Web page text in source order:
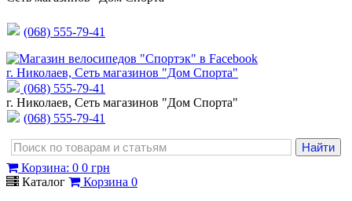
(068) 555-79-41
г. Николаев, Сеть магазинов "Дом Спорта"
(068) 555-79-41
г. Николаев, Сеть магазинов "Дом Спорта"
(068) 555-79-41
Корзина: 0 0 грн
Каталог
Корзина 0